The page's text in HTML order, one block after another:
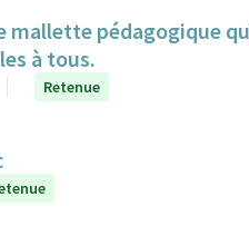
mallette pédagogique
à tous.
Retenue